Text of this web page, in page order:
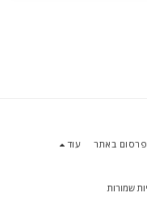
פרסום באתר עוד